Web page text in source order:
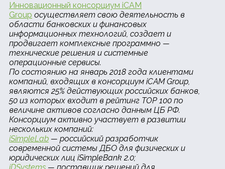
Инновационный консорциум iCAM
Group осуществляет свою деятельность в
области банковских и финансовых
информационных технологий, создает и
продвигает комплексные программно —
технические решения и системные
операционные сервисы.
По состоянию на январь 2018 года клиентами
компаний, входящих в консорциум iCAM Group,
являются 25% действующих российских банков,
50 из которых входит в рейтинг TOP 100 по
величине активов согласно данным ЦБ РФ.
Консорциум активно участвует в развитии
нескольких компаний:
iSimpleLab — российский разработчик
современной системы ДБО для физических и
юридических лиц iSimpleBank 2.0;